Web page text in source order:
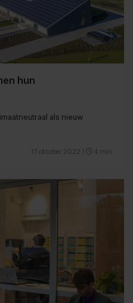
hun
als nieuw
17 oktober 2022 4 min